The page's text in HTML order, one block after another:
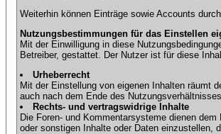
Weiterhin können Einträge sowie Accounts
Nutzungsbestimmungen für das Einstellen
Mit der Einwilligung in diese
Betreiber, gestattet. Der Nutzer ist für diese
Urheberrecht
Mit der Einstellung von eigenen Inhalten räumt
auch nach dem Ende des
Rechts- und vertragswidrige Inhalte
Die Foren- und Kommentarsysteme dienen
oder sonstigen Inhalte oder Daten einzustellen,